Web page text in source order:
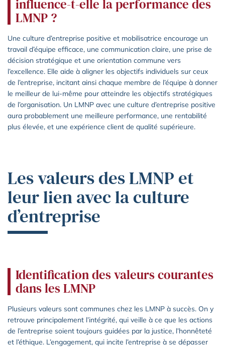
influence-t-elle la performance des
LMNP ?
Une culture d’entreprise positive et mobilisatrice encourage un
travail d’équipe efficace, une communication claire, une prise de
décision stratégique et une orientation commune vers
l’excellence. Elle aide à aligner les objectifs individuels sur ceux
de l’entreprise, incitant ainsi chaque membre de l’équipe à donner
le meilleur de lui-même pour atteindre les objectifs stratégiques
de l’organisation. Un LMNP avec une culture d’entreprise positive
aura probablement une meilleure performance, une rentabilité
plus élevée, et une expérience client de qualité supérieure.
Les valeurs des LMNP et
leur lien avec la culture
d’entreprise
Identification des valeurs courantes
dans les LMNP
Plusieurs valeurs sont communes chez les LMNP à succès. On y
retrouve principalement l’intégrité, qui veille à ce que les actions
de l’entreprise soient toujours guidées par la justice, l’honnêteté
et l’éthique. L’engagement, qui incite l’entreprise à se dépasser